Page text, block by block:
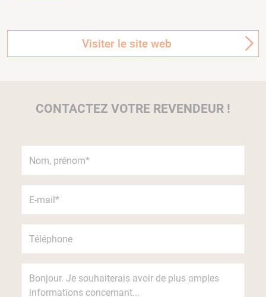
Visiter le site web
CONTACTEZ VOTRE REVENDEUR !